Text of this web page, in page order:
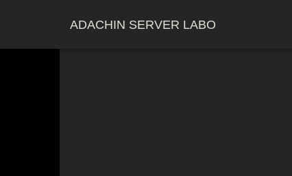
ADACHIN SERVER LABO